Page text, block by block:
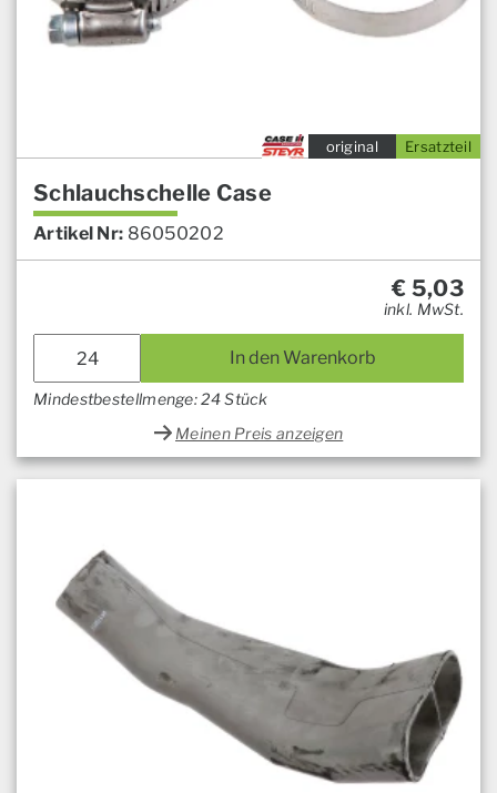
Ersatzteil
original
Schlauchschelle Case
Artikel Nr: 86050202
€ 5,03
inkl. MwSt.
In den Warenkorb
Mindestbestellmenge: 24 Stück
Meinen Preis anzeigen